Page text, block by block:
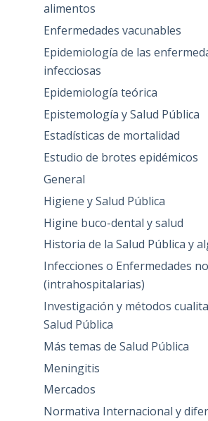
alimentos
Enfermedades vacunables
Epidemiología de las
infecciosas
Epidemiología teórica
Epistemología y Salud Pública
Estadísticas de mortalidad
Estudio de brotes epidémicos
General
Higiene y Salud Pública
Higine buco-dental y salud
Historia de la Salud Pública y
Infecciones o Enfermedades
(intrahospitalarias)
Investigación y métodos
Salud Pública
Más temas de Salud Pública
Meningitis
Mercados
Normativa Internacional y